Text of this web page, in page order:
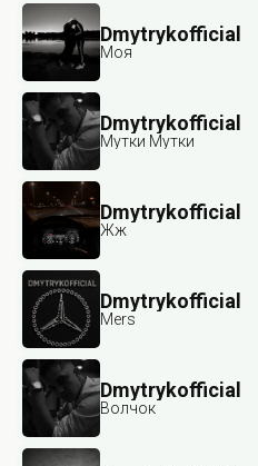
Dmytrykofficial
Моя
Dmytrykofficial
Мутки Мутки
Dmytrykofficial
Жж
Dmytrykofficial
Mers
Dmytrykofficial
Волчок